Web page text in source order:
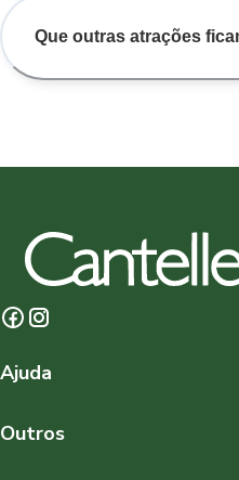
Que outras atrações
Ajuda
Outros